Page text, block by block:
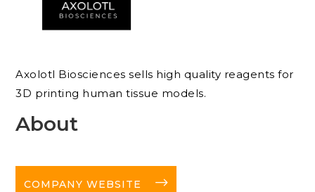
Axolotl Biosciences sells high quality reagents for
3D printing human tissue models.
About
COMPANY WEBSITE long-arrow-right